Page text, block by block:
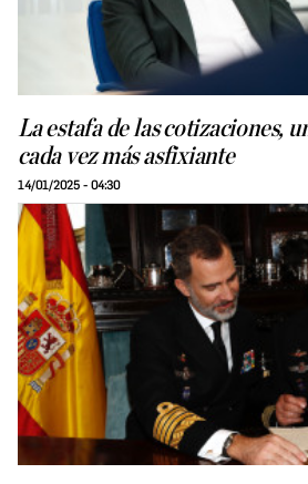
La estafa de las cotizaciones,
cada vez más asfixiante
14/01/2025 - 04:30